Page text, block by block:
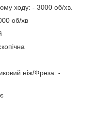
ходу: - 3000 об/хв.
об/хв
ніж/Фреза: -